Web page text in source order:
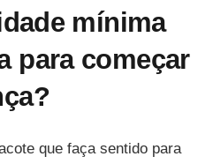
mínima
para começar
que faça sentido para